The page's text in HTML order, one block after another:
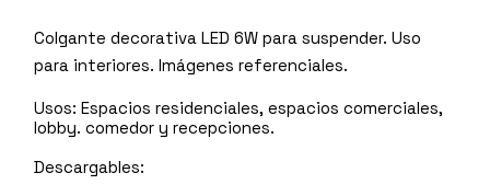
Colgante decorativa LED 6W para suspender. Uso
para interiores. Imágenes referenciales.
Usos:Espacios residenciales, espacios comerciales,
lobby. comedor y recepciones.
Descargables: